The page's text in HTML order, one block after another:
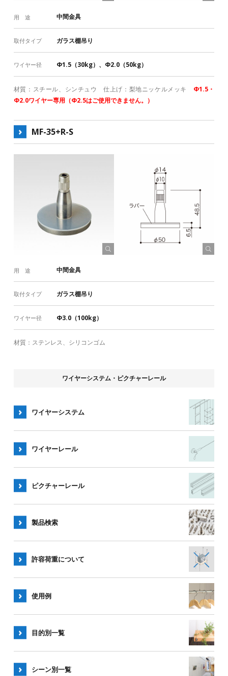
用 途 中間金具
取付タイプ ガラス棚吊り
ワイヤー径 Φ1.5（30kg）、Φ2.0（50kg）
材質：スチール、シンチュウ 仕上げ：梨地ニッケルメッキ Φ1.5・
Φ2.0ワイヤー専用（Φ2.5はご使用できません。）
MF-35+R-S
用 途 中間金具
取付タイプ ガラス棚吊り
ワイヤー径 Φ3.0（100kg）
材質：ステンレス、シリコンゴム
ワイヤーシステム・ピクチャーレール
ワイヤーシステム
ワイヤーレール
ピクチャーレール
製品検索
許容荷重について
使用例
目的別一覧
シーン別一覧